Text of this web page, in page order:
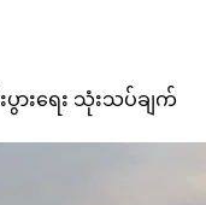
ပွားရေး သုံးသပ်ချက်